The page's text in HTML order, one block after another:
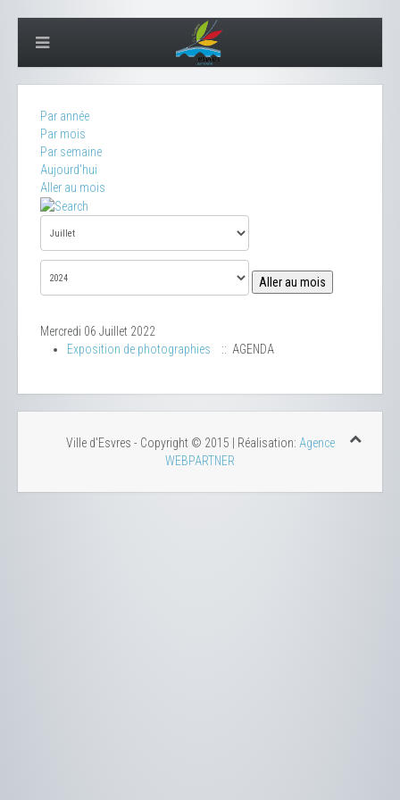
Par année
Par mois
Par semaine
Aujourd'hui
Aller au mois
Aller au mois
Mercredi 06 Juillet 2022
Exposition de photographies
:: AGENDA
Ville d'Esvres - Copyright © 2015 | Réalisation: Agence
WEBPARTNER